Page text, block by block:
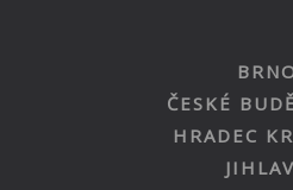
ČESKÉ
HRADEC